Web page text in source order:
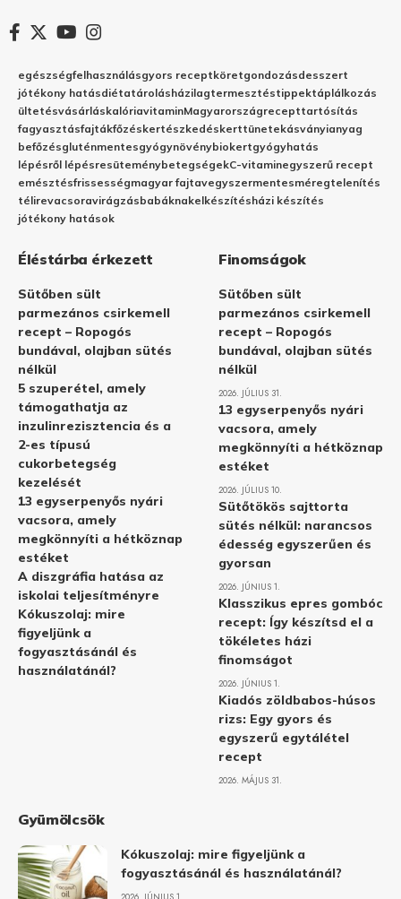
egészségfelhasználásgyors receptköretgondozásdesszert
jótékony hatásdiétatárolásházilagtermesztéstippektáplálkozás
ültetésvásárláskalóriavitaminMagyarországrecepttartósítás
fagyasztásfajtákfőzéskertészkedéskerttünetekásványianyag
befőzésgluténmentesgyógynövénybiokertgyógyhatás
lépésről lépésresüteménybetegségekC-vitaminegyszerű recept
emésztésfrissességmagyar fajtavegyszermentesméregtelenítés
télirevacsoravirágzásbabáknakelkészítésházi készítés
jótékony hatások
Éléstárba érkezett
Sütőben sült
parmezános csirkemell
recept – Ropogós
bundával, olajban sütés
nélkül
5 szuperétel, amely
támogathatja az
inzulinrezisztencia és a
2-es típusú
cukorbetegség
kezelését
13 egyserpenyős nyári
vacsora, amely
megkönnyíti a hétköznap
estéket
A diszgráfia hatása az
iskolai teljesítményre
Kókuszolaj: mire
figyeljünk a
fogyasztásánál és
használatánál?
Finomságok
Sütőben sült
parmezános csirkemell
recept – Ropogós
bundával, olajban sütés
nélkül
2026. JÚLIUS 31.
13 egyserpenyős nyári
vacsora, amely
megkönnyíti a hétköznap
estéket
2026. JÚLIUS 10.
Sütőtökös sajttorta
sütés nélkül: narancsos
édesség egyszerűen és
gyorsan
2026. JÚNIUS 1.
Klasszikus epres gombóc
recept: Így készítsd el a
tökéletes házi
finomságot
2026. JÚNIUS 1.
Kiadós zöldbabos-húsos
rizs: Egy gyors és
egyszerű egytálétel
recept
2026. MÁJUS 31.
Gyümölcsök
Kókuszolaj: mire figyeljünk a
fogyasztásánál és használatánál?